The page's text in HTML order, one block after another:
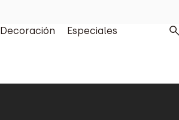
Decoración Especiales